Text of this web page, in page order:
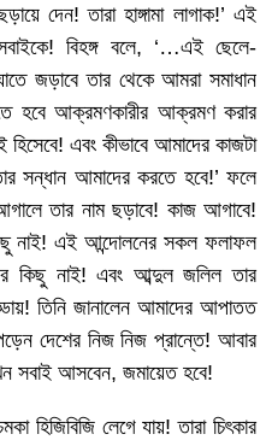
দেন! তারা হাঙ্গামা লাগাক!’ এই
বিহঙ্গ বলে, ‘…এই ছেলে-
জড়াবে তার থেকে আমরা সমাধান
হবে আক্রমণকারীর আক্রমণ করার
এবং কীভাবে আমাদের কাজটা
সন্ধান আমাদের করতে হবে!’ ফলে
তার নাম ছড়াবে! কাজ আগাবে!
নাই! এই আন্দোলনের সকল ফলাফল
কিছু নাই! এবং আব্দুল জলিল তার
তিনি জানালেন আমাদের আপাতত
দেশের নিজ নিজ প্রান্তে! আবার
সবাই আসবেন, জমায়েত হবে!
হিজিবিজি লেগে যায়! তারা চিৎকার